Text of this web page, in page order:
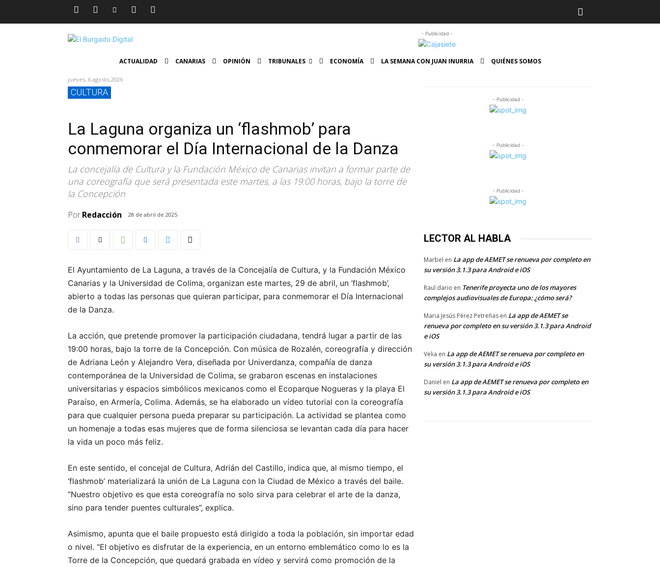
- Publicidad -
ACTUALIDAD CANARIAS OPINIÓN TRIBUNALES ECONOMÍA LA SEMANA CON JUAN INURRIA QUIÉNES SOMOS
jueves, 6 agosto,2026
CULTURA
La Laguna organiza un ‘flashmob’ para
conmemorar el Día Internacional de la Danza
La concejalía de Cultura y la Fundación México de Canarias invitan a formar parte de
una coreografía que será presentada este martes, a las 19:00 horas, bajo la torre de
la Concepción
PorRedacción 28 de abril de 2025
El Ayuntamiento de La Laguna, a través de la Concejalía de Cultura, y la Fundación México
Canarias y la Universidad de Colima, organizan este martes, 29 de abril, un ‘flashmob’,
abierto a todas las personas que quieran participar, para conmemorar el Día Internacional
de la Danza.
La acción, que pretende promover la participación ciudadana, tendrá lugar a partir de las
19:00 horas, bajo la torre de la Concepción. Con música de Rozalén, coreografía y dirección
de Adriana León y Alejandro Vera, diseñada por Univerdanza, compañía de danza
contemporánea de la Universidad de Colima, se grabaron escenas en instalaciones
universitarias y espacios simbólicos mexicanos como el Ecoparque Nogueras y la playa El
Paraíso, en Armería, Colima. Además, se ha elaborado un vídeo tutorial con la coreografía
para que cualquier persona pueda preparar su participación. La actividad se plantea como
un homenaje a todas esas mujeres que de forma silenciosa se levantan cada día para hacer
la vida un poco más feliz.
En este sentido, el concejal de Cultura, Adrián del Castillo, indica que, al mismo tiempo, el
‘flashmob’ materializará la unión de La Laguna con la Ciudad de México a través del baile.
“Nuestro objetivo es que esta coreografía no solo sirva para celebrar el arte de la danza,
sino para tender puentes culturales”, explica.
Asimismo, apunta que el baile propuesto está dirigido a toda la población, sin importar edad
o nivel. “El objetivo es disfrutar de la experiencia, en un entorno emblemático como lo es la
Torre de la Concepción, que quedará grabada en vídeo y servirá como promoción de la
- Publicidad -
- Publicidad -
- Publicidad -
LECTOR AL HABLA
Marbel en La app de AEMET se renueva por completo en
su versión 3.1.3 para Android e iOS
Raul dario en Tenerife proyecta uno de los mayores
complejos audiovisuales de Europa: ¿cómo será?
Maria Jesús Pérez Petreñas en La app de AEMET se
renueva por completo en su versión 3.1.3 para Android
e iOS
Velia en La app de AEMET se renueva por completo en
su versión 3.1.3 para Android e iOS
Daniel en La app de AEMET se renueva por completo en
su versión 3.1.3 para Android e iOS